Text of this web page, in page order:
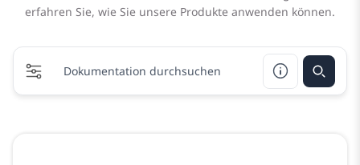
erfahren Sie, wie Sie unsere Produkte anwenden können.